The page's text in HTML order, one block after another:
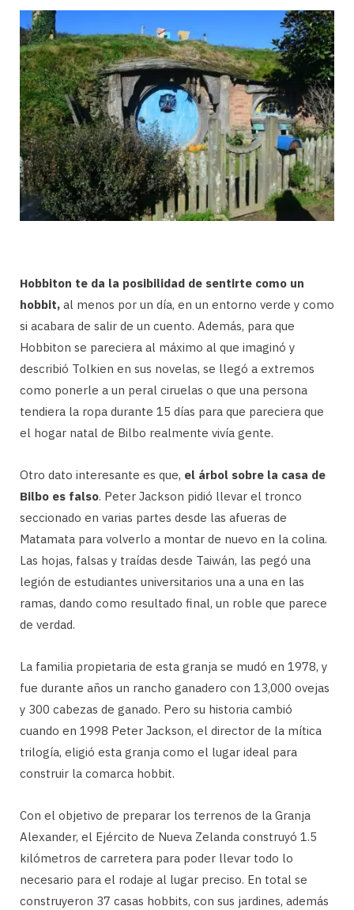
Hobbiton te da la posibilidad de sentirte como un
hobbit, al menos por un día, en un entorno verde y como
si acabara de salir de un cuento. Además, para que
Hobbiton se pareciera al máximo al que imaginó y
describió Tolkien en sus novelas, se llegó a extremos
como ponerle a un peral ciruelas o que una persona
tendiera la ropa durante 15 días para que pareciera que
el hogar natal de Bilbo realmente vivía gente.
Otro dato interesante es que, el árbol sobre la casa de
Bilbo es falso. Peter Jackson pidió llevar el tronco
seccionado en varias partes desde las afueras de
Matamata para volverlo a montar de nuevo en la colina.
Las hojas, falsas y traídas desde Taiwán, las pegó una
legión de estudiantes universitarios una a una en las
ramas, dando como resultado final, un roble que parece
de verdad.
La familia propietaria de esta granja se mudó en 1978, y
fue durante años un rancho ganadero con 13,000 ovejas
y 300 cabezas de ganado. Pero su historia cambió
cuando en 1998 Peter Jackson, el director de la mítica
trilogía, eligió esta granja como el lugar ideal para
construir la comarca hobbit.
Con el objetivo de preparar los terrenos de la Granja
Alexander, el Ejército de Nueva Zelanda construyó 1.5
kilómetros de carretera para poder llevar todo lo
necesario para el rodaje al lugar preciso. En total se
construyeron 37 casas hobbits, con sus jardines, además